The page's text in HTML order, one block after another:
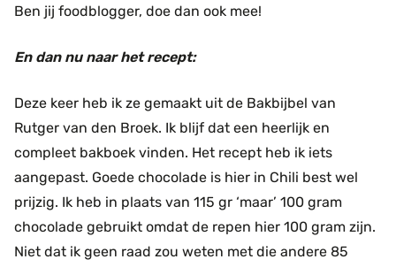
Ben jij foodblogger, doe dan ook mee!
En dan nu naar het recept:
Deze keer heb ik ze gemaakt uit de Bakbijbel van
Rutger van den Broek. Ik blijf dat een heerlijk en
compleet bakboek vinden. Het recept heb ik iets
aangepast. Goede chocolade is hier in Chili best wel
prijzig. Ik heb in plaats van 115 gr ‘maar’ 100 gram
chocolade gebruikt omdat de repen hier 100 gram zijn.
Niet dat ik geen raad zou weten met die andere 85